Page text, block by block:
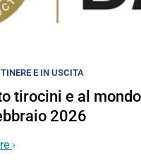
E IN USCITA
tirocini e al mondo
2026